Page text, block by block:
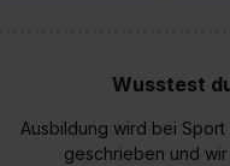
Wusstest
Ausbildung wird bei Sport
geschrieben und